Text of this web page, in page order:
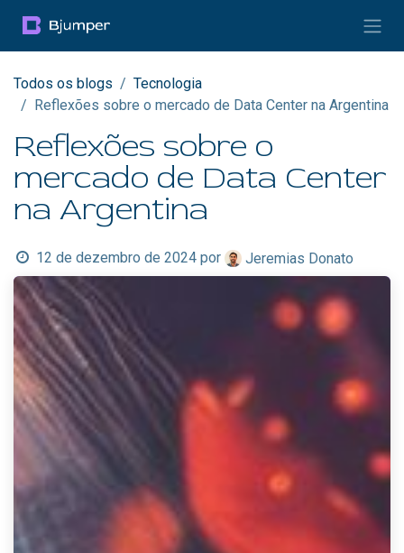
Todos os blogs
Tecnologia
Reflexões sobre o mercado de Data Center na Argentina
Reflexões sobre o
mercado de Data Center
na Argentina
12 de dezembro de 2024 por Jeremias Donato